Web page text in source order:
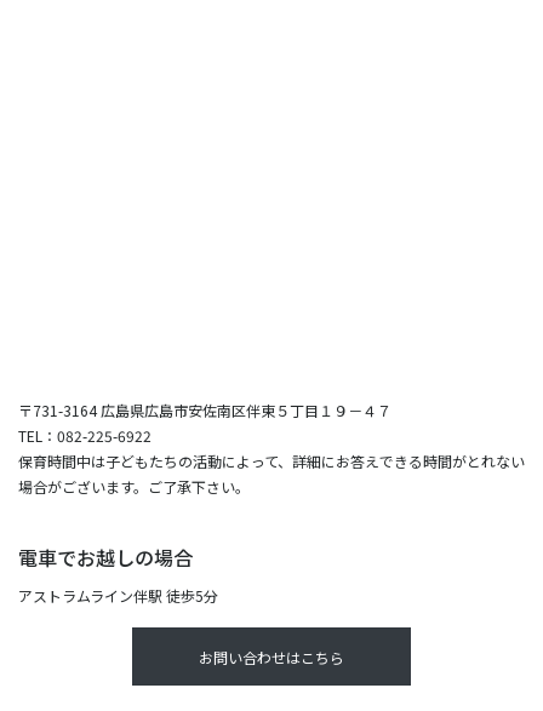
〒731-3164 広島県広島市安佐南区伴東５丁目１９－４７
TEL：082-225-6922
保育時間中は子どもたちの活動によって、詳細にお答えできる時間がとれない
場合がございます。ご了承下さい。
電車でお越しの場合
アストラムライン伴駅 徒歩5分
お問い合わせはこちら